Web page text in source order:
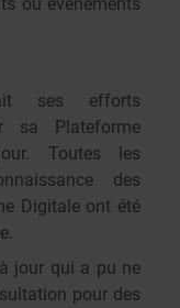
fait ses efforts
sa Plateforme
Toutes les
des
Digitale ont été
jour qui a pu ne
pour des